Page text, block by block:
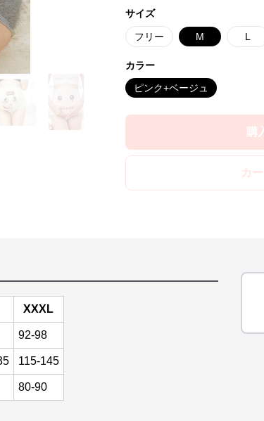
サイズ
フリー M L
カラー
ピンク+ベージュ
カ
XXXL
92-98
115-145
80-90